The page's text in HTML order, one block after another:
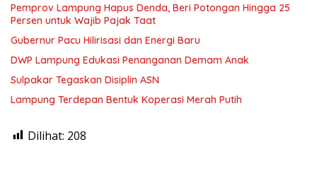
Pemprov Lampung Hapus Denda, Beri Potongan Hingga 25
Persen untuk Wajib Pajak Taat
Gubernur Pacu Hilirisasi dan Energi Baru
DWP Lampung Edukasi Penanganan Demam Anak
Sulpakar Tegaskan Disiplin ASN
Lampung Terdepan Bentuk Koperasi Merah Putih
Dilihat: 208